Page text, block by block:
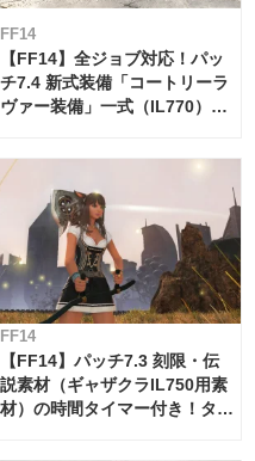
FF14
【FF14】全ジョブ対応！パッ
チ7.4 新式装備「コートリーラ
ヴァー装備」一式（IL770）の
FF14
【FF14】パッチ7.3 刻限・伝
説素材（ギャザクラIL750用素
材）の時間タイマー付き！タイ